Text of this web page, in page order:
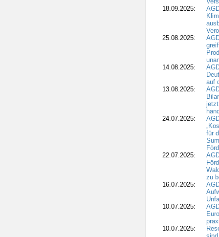
18.09.2025:
25.08.2025:
14.08.2025:
auf
13.08.2025:
24.07.2025:
für
22.07.2025:
zu
16.07.2025:
10.07.2025:
10.07.2025: